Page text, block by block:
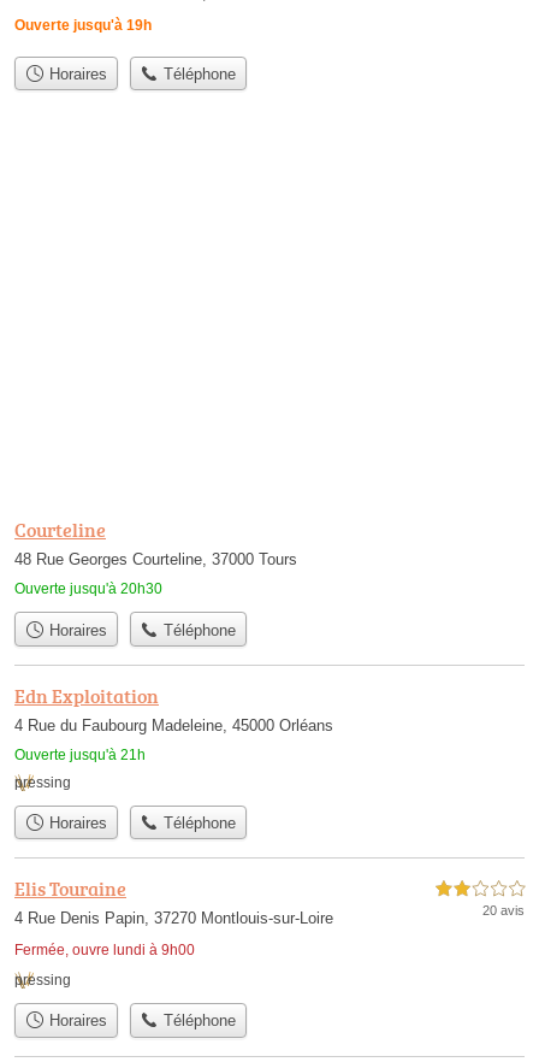
Ouverte jusqu'à 19h
Horaires Téléphone
Courteline
48 Rue Georges Courteline, 37000 Tours
Ouverte jusqu'à 20h30
Horaires Téléphone
Edn Exploitation
4 Rue du Faubourg Madeleine, 45000 Orléans
Ouverte jusqu'à 21h
pressing
Horaires Téléphone
Elis Touraine
4 Rue Denis Papin, 37270 Montlouis-sur-Loire
Fermée, ouvre lundi à 9h00
2,0 étoiles sur 5
20 avis
pressing
Horaires Téléphone